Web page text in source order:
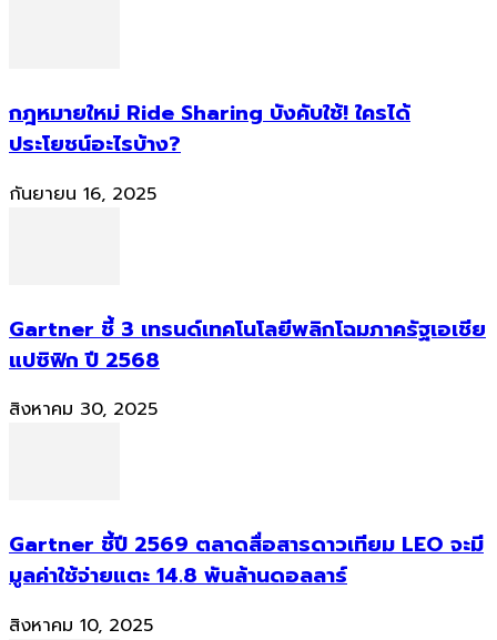
กฎหมายใหม่ Ride Sharing บังคับใช้! ใครได้
ประโยชน์อะไรบ้าง?
กันยายน 16, 2025
Gartner ชี้ 3 เทรนด์เทคโนโลยีพลิกโฉมภาครัฐเอเชีย
แปซิฟิก ปี 2568
สิงหาคม 30, 2025
Gartner ชี้ปี 2569 ตลาดสื่อสารดาวเทียม LEO จะมี
มูลค่าใช้จ่ายแตะ 14.8 พันล้านดอลลาร์
สิงหาคม 10, 2025